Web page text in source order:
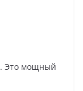
. Это мощный